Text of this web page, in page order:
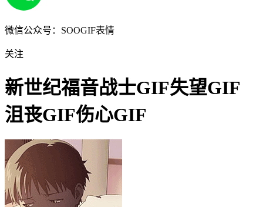
微信公众号：SOOGIF表情
关注
新世纪福音战士GIF失望GIF
沮丧GIF伤心GIF